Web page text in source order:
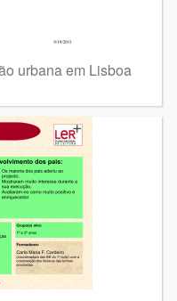
urbana em Lisboa